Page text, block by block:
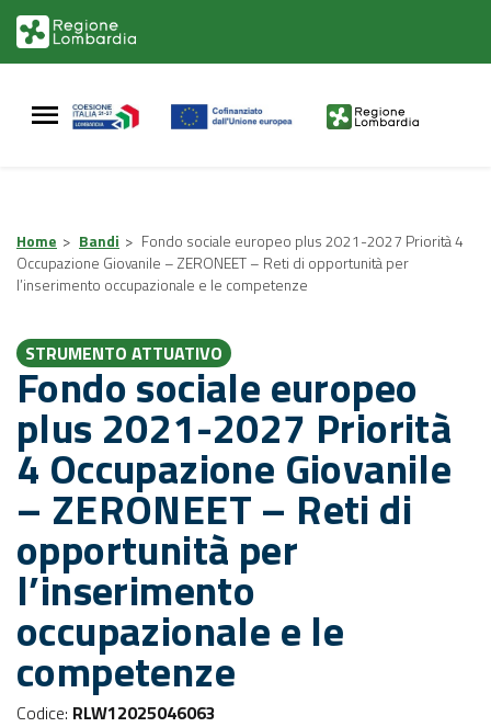
contenuto
footer
Home > Bandi > Fondo sociale europeo plus 2021-2027 Priorità 4
Occupazione Giovanile – ZERONEET – Reti di opportunità per
l’inserimento occupazionale e le competenze
STRUMENTO ATTUATIVO
Fondo sociale europeo
plus 2021-2027 Priorità
4 Occupazione Giovanile
– ZERONEET – Reti di
opportunità per
l’inserimento
occupazionale e le
competenze
Codice: RLW12025046063